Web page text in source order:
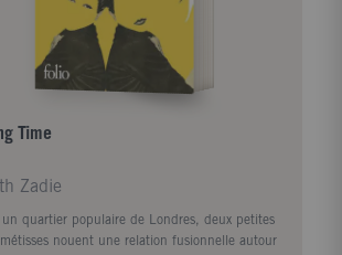
Time
Zadie
un quartier populaire de Londres, deux petites
nouent une relation fusionnelle autour